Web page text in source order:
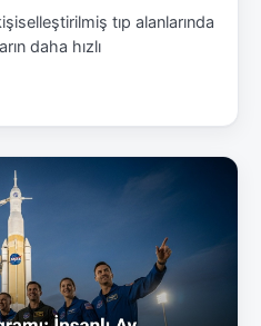
tıp alanlarında
daha hızlı